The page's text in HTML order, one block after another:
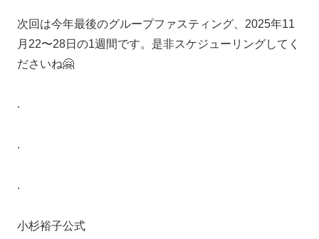
次回は今年最後のグループファスティング、2025年11
月22〜28日の1週間です。是非スケジューリングしてく
ださいね🤗
.
.
.
小杉裕子公式